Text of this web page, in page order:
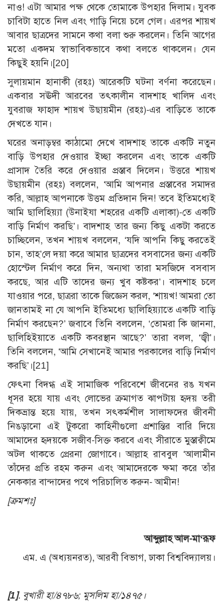
নাও! এটা আমার পক্ষ থেকে তোমাকে উপহার দিলাম। যুবক
চাবিটা হাতে নিল এবং গাড়ি নিয়ে চলে গেল। এরপর শায়খ
আবার ছাত্রদের সামনে কথা বলা শুরু করলেন। তিনি আগের
মতো একদম স্বাভাবিকভাবে কথা বলতে থাকলেন। যেন
কিছুই হয়নি।[20]
সুলায়মান হানাকী (রহঃ) আরেকটি ঘটনা বর্ণনা করেছেন।
একবার সঊদী আরবের তৎকালীন বাদশাহ খালিদ এবং
যুবরাজ ফাহাদ শায়খ উছায়মীন (রহঃ)-এর বাড়িতে তাকে
দেখতে যান।
ঘরের অনাড়ম্বর কাঠামো দেখে বাদশাহ তাকে একটি নতুন
বাড়ি উপহার দেওয়ার ইচ্ছা করলেন এবং তাকে একটি
প্রাসাদ তৈরি করে দেওয়ার প্রস্তাব দিলেন। উত্তরে শায়খ
উছায়মীন (রহঃ) বললেন, ‘আমি আপনার প্রস্তাবের সমাদর
করি, আল্লাহ আপনাকে উত্তম প্রতিদান দিন! তবে ইতিমধ্যেই
আমি ছালিহিয়্যা (উনাইযা শহরের একটি এলাকা)-তে একটি
বাড়ি নির্মাণ করছি’। বাদশাহ তার জন্য কিছু একটা করতে
চাচ্ছিলেন, তখন শায়খ বললেন, ‘যদি আপনি কিছু করতেই
চান, তাহ’লে দয়া করে আমার ছাত্রদের বসবাসের জন্য একটি
হোস্টেল নির্মাণ করে দিন, অন্যথা তারা মসজিদে বসবাস
করছে, আর এটি তাদের জন্য খুব কষ্টকর’। বাদশাহ চলে
যাওয়ার পরে, ছাত্ররা তাকে জিজ্ঞেস করল, ‘শায়খ! আমরা তো
জানতামই না যে আপনি ইতিমধ্যে ছালিহিয়্যাতে একটি বাড়ি
নির্মাণ করছেন?’ জবাবে তিনি বললেন, ‘তোমরা কি জাননা,
ছালিহিইয়াতে একটি কবরস্থান আছে?’ তারা বলল, ‘জ্বী’।
তিনি বললেন, ‘আমি সেখানেই আমার পরকালের বাড়ি নির্মাণ
করছি’।[21]
ফেৎনা বিদগ্ধ এই সামাজিক পরিবেশে জীবনের রঙ যখন
ধূসর হয়ে যায় এবং লোভের ক্রমাগত ঝাপটায় হৃদয় তরী
দিকভ্রান্ত হয়ে যায়, তখন সৎকর্মশীল সালাফদের জীবনী
নিঙড়ানো এই টুকরো কাহিনীগুলো প্রশান্তির বারি দিয়ে
আমাদের হৃদয়কে সজীব-সিক্ত করবে এবং সীরাতে মুস্তাক্বীমে
অটল থাকতে প্রেরনা জোগাবে। আল্লাহ রাববুল ‘আলামীন
তাঁদের প্রতি রহম করুন এবং আমাদেরকে ক্ষমা করে তাঁর
নেককার বান্দাদের পথে পরিচালিত করুন- আমীন!
[ক্রমশঃ]
আব্দুল্লাহ আল-মা‘রূফ
এম. এ (অধ্যয়নরত), আরবী বিভাগ, ঢাকা বিশ্ববিদ্যালয়।
[1]. বুখারী হা/৪৭৮৬; মুসলিম হা/১৪৭৫।